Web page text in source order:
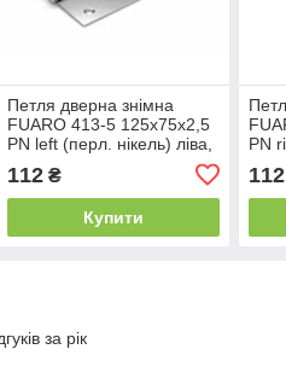
Петля дверна знімна
FUARO 413-5 125x75x2,5
PN left (перл. нікель) ліва,
112₴
Купити
PN
112
за рік